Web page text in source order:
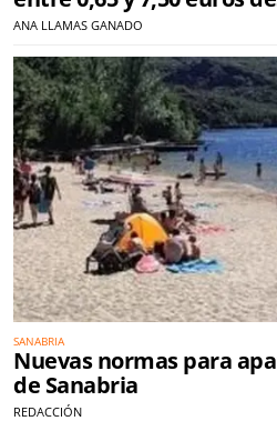
ANA LLAMAS GANADO
SANABRIA
Nuevas normas para
de Sanabria
REDACCIÓN